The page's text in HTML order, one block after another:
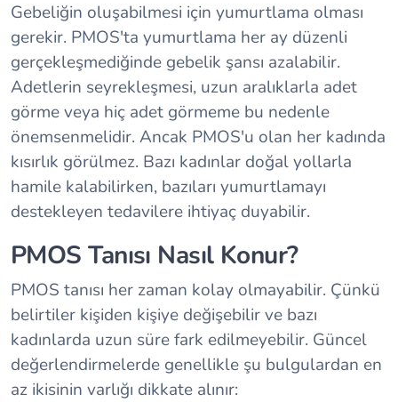
Gebeliğin oluşabilmesi için yumurtlama olması
gerekir. PMOS'ta yumurtlama her ay düzenli
gerçekleşmediğinde gebelik şansı azalabilir.
Adetlerin seyrekleşmesi, uzun aralıklarla adet
görme veya hiç adet görmeme bu nedenle
önemsenmelidir. Ancak PMOS'u olan her kadında
kısırlık görülmez. Bazı kadınlar doğal yollarla
hamile kalabilirken, bazıları yumurtlamayı
destekleyen tedavilere ihtiyaç duyabilir.
PMOS Tanısı Nasıl Konur?
PMOS tanısı her zaman kolay olmayabilir. Çünkü
belirtiler kişiden kişiye değişebilir ve bazı
kadınlarda uzun süre fark edilmeyebilir. Güncel
değerlendirmelerde genellikle şu bulgulardan en
az ikisinin varlığı dikkate alınır: